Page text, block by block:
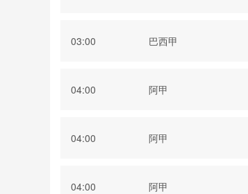
03:00 巴西甲
04:00 阿甲
04:00 阿甲
04:00 阿甲